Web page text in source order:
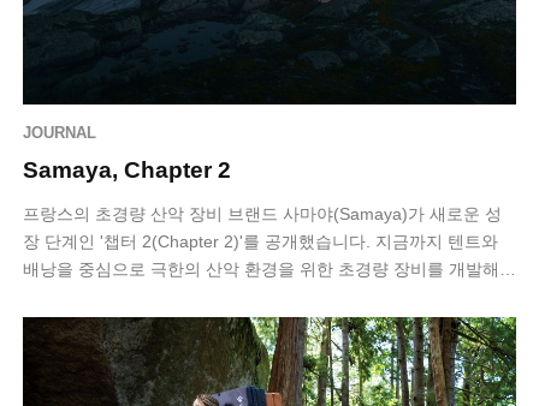
JOURNAL
Samaya, Chapter 2
프랑스의 초경량 산악 장비 브랜드 사마야(Samaya)가 새로운 성
장 단계인 '챕터 2(Chapter 2)'를 공개했습니다. 지금까지 텐트와
배낭을 중심으로 극한의 산악 환경을 위한 초경량 장비를 개발해